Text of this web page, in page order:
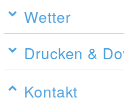
Wetter
Drucken &
Kontakt